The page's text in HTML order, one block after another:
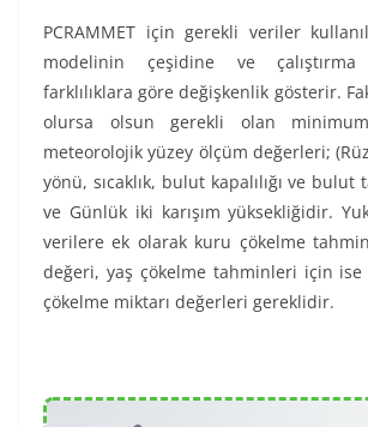
PCRAMMET için gerekli veriler
modelinin çeşidine ve çalıştırma
farklılıklara göre değişkenlik gösterir.
olursa olsun gerekli olan
meteorolojik yüzey ölçüm değerleri;
yönü, sıcaklık, bulut kapalılığı ve bulut
ve Günlük iki karışım yüksekliğidir.
verilere ek olarak kuru çökelme
değeri, yaş çökelme tahminleri için
çökelme miktarı değerleri gereklidir.